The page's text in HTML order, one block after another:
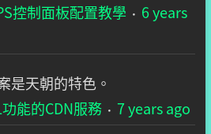
控制面板配置教學 · 6 years
是天朝的特色。
能的CDN服務· 7 years ago